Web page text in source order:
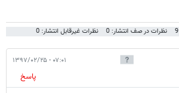
نظرات در صف انتشار: 0 نظرات غیرقابل انتشار: 0
۰۷:۰۱ - ۱۳۹۷/۰۲/۲۵
پاسخ